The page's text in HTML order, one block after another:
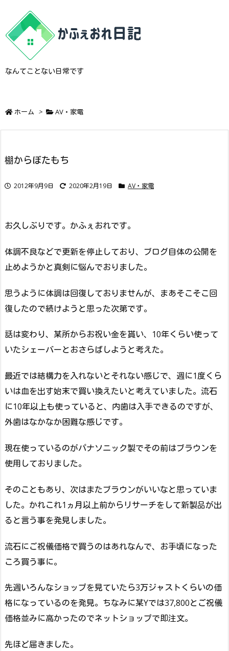
なんてことない日常です
ホーム > AV・家電
棚からぼたもち
2012年9月9日 2020年2月19日 AV・家電
お久しぶりです。かふぇおれです。
体調不良などで更新を停止しており、ブログ自体の公開を
止めようかと真剣に悩んでおりました。
思うように体調は回復しておりませんが、まあそこそこ回
復したので続けようと思った次第です。
話は変わり、某所からお祝い金を貰い、10年くらい使って
いたシェーバーとおさらばしようと考えた。
最近では結構力を入れないとそれない感じで、週に1度くら
いは血を出す始末で買い換えたいと考えていました。流石
に10年以上も使っていると、内歯は入手できるのですが、
外歯はなかなか困難な感じです。
現在使っているのがパナソニック製でその前はブラウンを
使用しておりました。
そのこともあり、次はまたブラウンがいいなと思っていま
した。かれこれ1ヵ月以上前からリサーチをして新製品が出
ると言う事を発見しました。
流石にご祝儀価格で買うのはあれなんで、お手頃になった
ころ買う事に。
先週いろんなショップを見ていたら3万ジャストくらいの価
格になっているのを発見。ちなみに某Yでは37,800とご祝儀
価格並みに高かったのでネットショップで即注文。
先ほど届きました。